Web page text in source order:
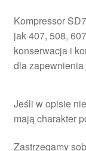
Kompressor
jak 407, 508,
konserwacja i
dla zapewnienia
Jeśli w opisie
mają charakter
Zastrzegamy